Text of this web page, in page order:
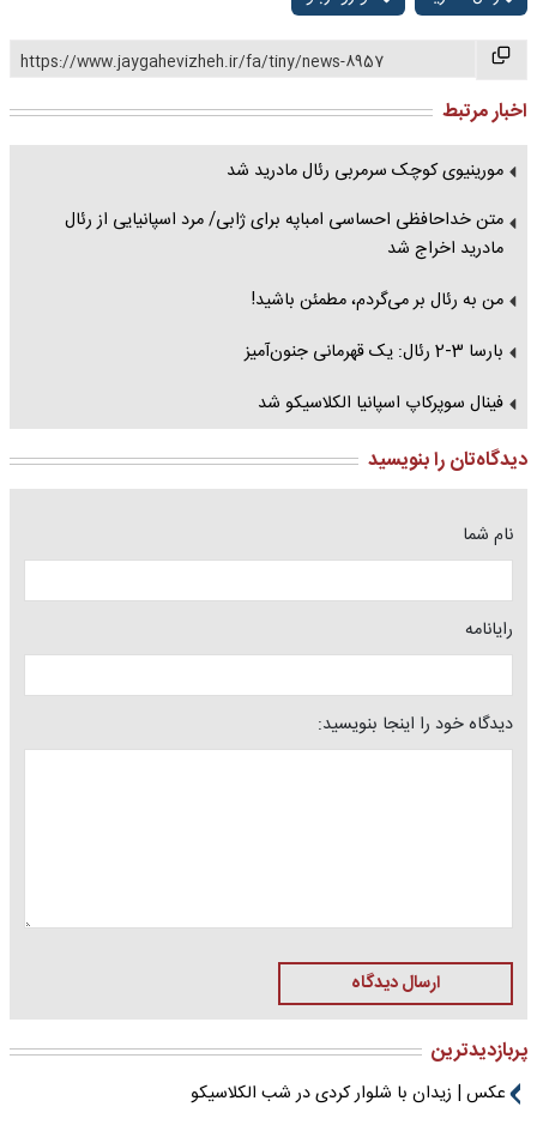
https://www.jaygahevizheh.ir/fa/tiny/news-8957
اخبار مرتبط
مورینیوی کوچک سرمربی رئال مادرید شد
متن خداحافظی احساسی امباپه برای ژابی/ مرد اسپانیایی از رئال
مادرید اخراج شد
من به رئال بر می‌گردم، مطمئن باشید!
بارسا 3-2 رئال: یک قهرمانی جنون‌آمیز
فینال سوپرکاپ اسپانیا الکلاسیکو شد
دیدگاه‌تان را بنویسید
نام شما
رایانامه
دیدگاه خود را اینجا بنویسید:
ارسال دیدگاه
پربازدیدترین
عکس | زیدان با شلوار کردی در شب الکلاسیکو